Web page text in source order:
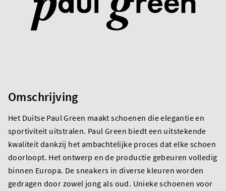
Omschrijving
Het Duitse Paul Green maakt schoenen die elegantie en
sportiviteit uitstralen. Paul Green biedt een uitstekende
kwaliteit dankzij het ambachtelijke proces dat elke schoen
doorloopt. Het ontwerp en de productie gebeuren volledig
binnen Europa. De sneakers in diverse kleuren worden
gedragen door zowel jong als oud. Unieke schoenen voor